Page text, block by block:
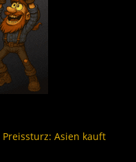
Asien kauft